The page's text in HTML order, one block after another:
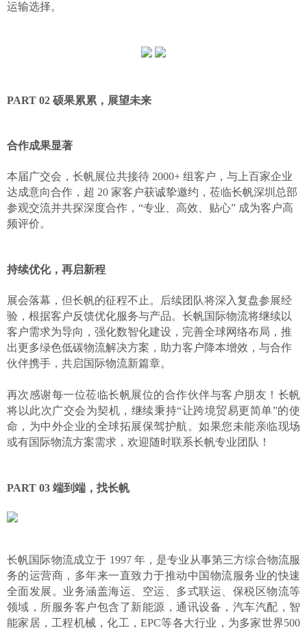
运输选择。
PART 02 硕果累累 ， 展望未来
合作成果显著
本届广交会，长帆展位共接待 2000+ 组客户，与上百家企业
达成意向合作，超 20 家客户获诚挚邀约，莅临长帆深圳总部
参观交流并共探深度合作，“专业、高效、贴心” 成为客户高
频评价。
持续优化， 再启新程
展会落幕，但长帆的征程不止。后续团队将深入复盘参展经
验，根据客户反馈优化服务与产品。长帆国际物流将继续以
客户需求为导向，强化数智化建设，完善全球网络布局，推
出更多绿色低碳物流解决方案，助力客户降本增效，与合作
伙伴携手，共启国际物流新篇章。
再次感谢每一位莅临长帆展位的合作伙伴与客户朋友！长帆
将以此次广交会为契机，继续秉持“让跨境贸易更简单”的使
命，为中外企业的全球拓展保驾护航。如果您未能亲临现场
或有国际物流方案需求，欢迎随时联系长帆专业团队！
PART 03 端到端 ， 找长帆
长帆国际物流成立于 1997 年，是专业从事第三方综合物流服
务的运营商，多年来一直致力于推动中国物流服务业的快速
全面发展。业务涵盖海运、空运、多式联运、保税区物流等
领域，所服务客户包含了新能源，通讯设备，汽车汽配，智
能家居，工程机械，化工，EPC等各大行业，为多家世界500